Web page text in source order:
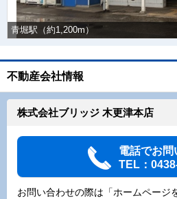
青堀駅（約1,200m）
不動産会社情報
株式会社ブリッジ 木更津本店
電話でお問
TEL：
お問い合わせの際は「ホームページ